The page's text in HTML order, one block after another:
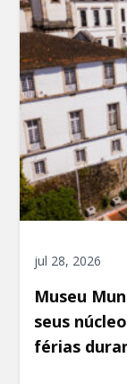
jul 28, 2026
Museu
seus
férias